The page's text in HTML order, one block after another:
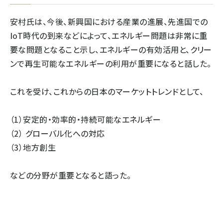
安村氏は、今後、新興国における産業の進展、先進国での
IoT時代の到来などによって、エネルギー問題は非常に重
要な問題となること示し、エネルギーの有効活用と、クリー
ンで再生可能なエネルギーの利用が重要になると話した。
これを受け、これからの日本のマーケットトレンドとして、
（1）安定的・効率的・持続可能なエネルギー
（2） グローバル化への対応
（3）地方創生
などの分野が重要となると語った。